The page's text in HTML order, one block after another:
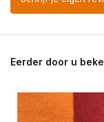
Eerder door u